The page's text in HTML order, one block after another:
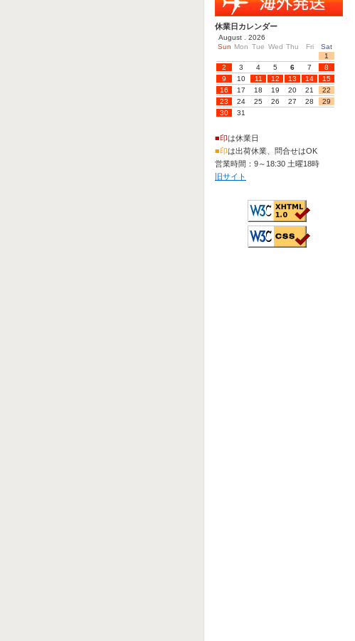
休業日カレンダー
August . 2026
Sun Mon Tue Wed Thu Fri
Sat
1
2
3 4 5 6 7
8
9
10 11 12 13 14
15
16
17 18 19 20 21
22
23
24 25 26 27 28
29
30
31
■印は休業日
■印は出荷休業、問合せはOK
営業時間：9～18:30 土曜18時
旧サイト